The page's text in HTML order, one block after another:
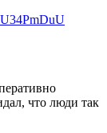
что люди так